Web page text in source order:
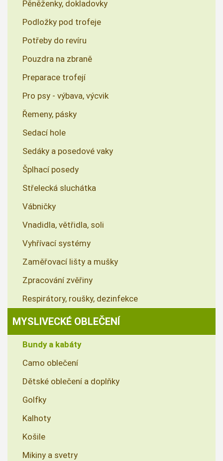
Pěněženky, dokladovky
Podložky pod trofeje
Potřeby do revíru
Pouzdra na zbraně
Preparace trofejí
Pro psy - výbava, výcvik
Řemeny, pásky
Sedací hole
Sedáky a posedové vaky
Šplhací posedy
Střelecká sluchátka
Vábničky
Vnadidla, větřidla, soli
Vyhřívací systémy
Zaměřovací lišty a mušky
Zpracování zvěřiny
Respirátory, roušky, dezinfekce
MYSLIVECKÉ OBLEČENÍ
Bundy a kabáty
Camo oblečení
Dětské oblečení a doplňky
Golfky
Kalhoty
Košile
Mikiny a svetry